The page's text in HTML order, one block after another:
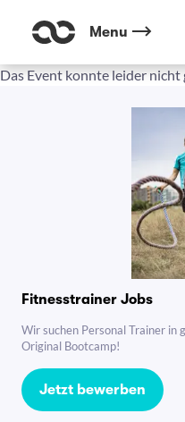
Menu
Das Event konnte leider
Fitnesstrainer Jobs
Wir suchen Personal Trainer in
Original Bootcamp!
Jetzt bewerben